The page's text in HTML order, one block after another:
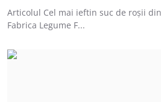
Articolul Cel mai ieftin suc de roșii
Fabrica Legume F...